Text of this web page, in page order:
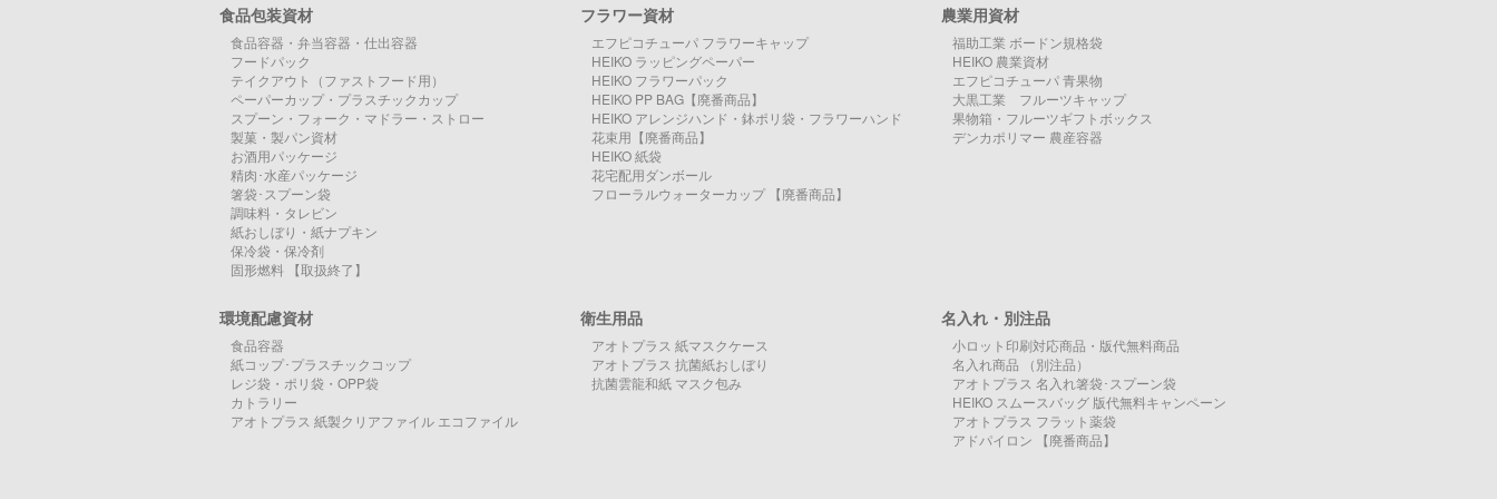
食品包装資材
食品容器・弁当容器・仕出容器
フードパック
テイクアウト（ファストフード用）
ペーパーカップ・プラスチックカップ
スプーン・フォーク・マドラー・ストロー
製菓・製パン資材
お酒用パッケージ
精肉･水産パッケージ
箸袋･スプーン袋
調味料・タレビン
紙おしぼり・紙ナプキン
保冷袋・保冷剤
固形燃料 【取扱終了】
フラワー資材
エフピコチューパ フラワーキャップ
HEIKO ラッピングペーパー
HEIKO フラワーパック
HEIKO PP BAG【廃番商品】
HEIKO アレンジハンド・鉢ポリ袋・フラワーハンド
花束用【廃番商品】
HEIKO 紙袋
花宅配用ダンボール
フローラルウォーターカップ 【廃番商品】
農業用資材
福助工業 ボードン規格袋
HEIKO 農業資材
エフピコチューパ 青果物
大黒工業 フルーツキャップ
果物箱・フルーツギフトボックス
デンカポリマー 農産容器
環境配慮資材
食品容器
紙コップ･プラスチックコップ
レジ袋・ポリ袋・OPP袋
カトラリー
アオトプラス 紙製クリアファイル エコファイル
衛生用品
アオトプラス 紙マスクケース
アオトプラス 抗菌紙おしぼり
抗菌雲龍和紙 マスク包み
名入れ・別注品
小ロット印刷対応商品・版代無料商品
名入れ商品 （別注品）
アオトプラス 名入れ箸袋･スプーン袋
HEIKO スムースバッグ 版代無料キャンペーン
アオトプラス フラット薬袋
アドパイロン 【廃番商品】